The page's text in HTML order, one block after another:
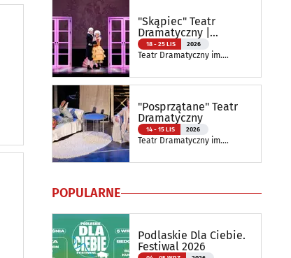
"Skąpiec" Teatr
Dramatyczny |
Spektakl Szkolny
18 - 25 LIS 2026
Teatr Dramatyczny im.
"Posprzątane" Teatr
Dramatyczny
14 - 15 LIS 2026
Teatr Dramatyczny im.
POPULARNE
Podlaskie Dla Ciebie.
Festiwal 2026